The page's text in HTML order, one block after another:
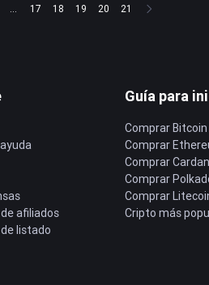
... 17 18 19 20 21
afiliados
listado
Guía para
Comprar Bitcoin
Comprar
Comprar
Comprar
Comprar
Cripto más